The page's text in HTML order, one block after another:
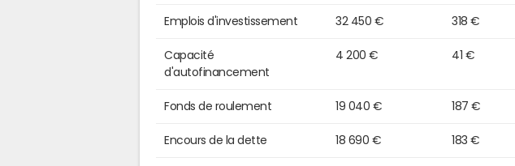
Emplois d'investissement 32 450 € 318 €
Capacité
d'autofinancement
4 200 € 41 €
Fonds de roulement 19 040 € 187 €
Encours de la dette 18 690 € 183 €